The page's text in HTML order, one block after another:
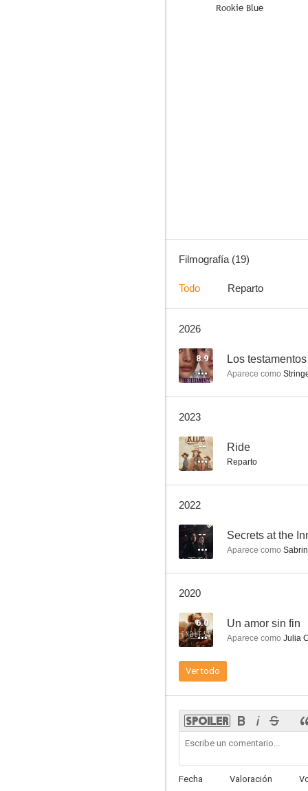
Rookie Blue
Filmografía (19)
Todo Reparto
2026
8.9 Los testamentos
Aparece como
2023
-- Ride
Reparto
2022
-- Secrets at the
Aparece como
2020
6.0 Un amor sin fin
Aparece como Julia
Ver todo
Fecha Valoración